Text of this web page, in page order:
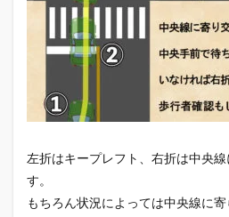
左折はキープレフト、右折は中央
す。
もちろん状況によっては中央線に